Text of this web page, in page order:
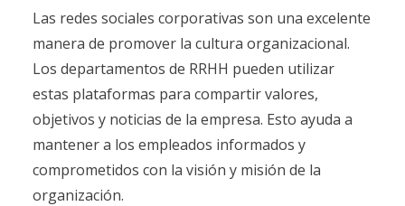
Las redes sociales corporativas son una excelente
manera de promover la cultura organizacional.
Los departamentos de RRHH pueden utilizar
estas plataformas para compartir valores,
objetivos y noticias de la empresa. Esto ayuda a
mantener a los empleados informados y
comprometidos con la visión y misión de la
organización.